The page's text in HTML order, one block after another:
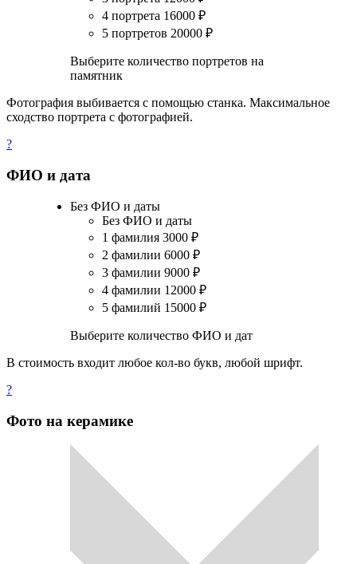
4 портрета 16000 ₽
5 портретов 20000 ₽
Выберите количество портретов на
памятник
Фотография выбивается с помощью станка. Максимальное
сходство портрета с фотографией.
?
ФИО и дата
Без ФИО и даты
Без ФИО и даты
1 фамилия 3000 ₽
2 фамилии 6000 ₽
3 фамилии 9000 ₽
4 фамилии 12000 ₽
5 фамилий 15000 ₽
Выберите количество ФИО и дат
В стоимость входит любое кол-во букв, любой шрифт.
?
Фото на керамике